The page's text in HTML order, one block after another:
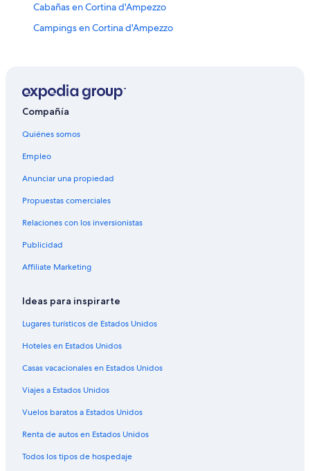
Cabañas en Cortina d'Ampezzo
Campings en Cortina d'Ampezzo
Hostales en Cortina d'Ampezzo
Accor Hotels en Cortina d'Ampezzo
Apart-Hoteles en Cortina d'Ampezzo
Hoteles Cápsula en Cortina d'Ampezzo
Hoteles con casino en Cortina d'Ampezzo
Hoteles familiares en Cortina d'Ampezzo
Hoteles históricos en Cortina d'Ampezzo
Hoteles con sauna en Cortina d'Ampezzo
Compañía
Quiénes somos
Empleo
Anunciar una propiedad
Propuestas comerciales
Relaciones con los inversionistas
Publicidad
Affiliate Marketing
Ideas para inspirarte
Lugares turísticos de Estados Unidos
Hoteles en Estados Unidos
Casas vacacionales en Estados Unidos
Viajes a Estados Unidos
Vuelos baratos a Estados Unidos
Renta de autos en Estados Unidos
Todos los tipos de hospedaje